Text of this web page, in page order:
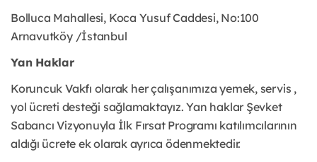
Bolluca Mahallesi, Koca Yusuf Caddesi, No:100
Arnavutköy /İstanbul
Yan Haklar
Koruncuk Vakfı olarak her çalışanımıza yemek, servis ,
yol ücreti desteği sağlamaktayız. Yan haklar Şevket
Sabancı Vizyonuyla İlk Fırsat Programı katılımcılarının
aldığı ücrete ek olarak ayrıca ödenmektedir.